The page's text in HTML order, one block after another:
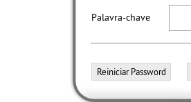
Palavra-chave